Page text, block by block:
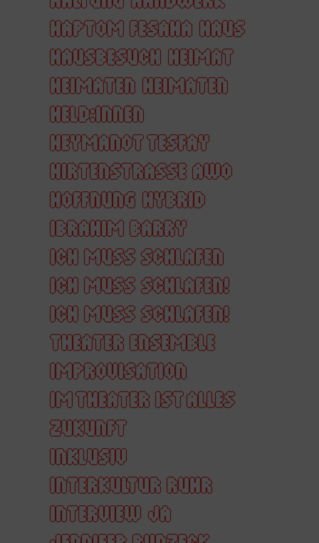
HAPTOM FESAHA HAUS
HAUSBESUCH HEIMAT
HEIMATEN HEIMATEN
HELD:INNEN
HEYMANOT TESFAY
HIRTENSTRASSE AWO
HOFFNUNG HYBRID
IBRAHIM BARRY
ICH MUSS SCHLAFEN
ICH MUSS SCHLAFEN!
ICH MUSS SCHLAFEN!
THEATER ENSEMBLE
IMPROVISATION
IM THEATER IST ALLES
ZUKUNFT
INKLUSIV
INTERKULTUR RUHR
INTERVIEW JA